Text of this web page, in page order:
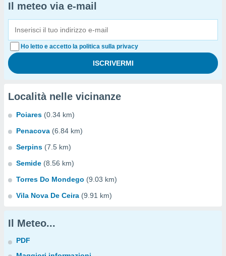
Il meteo via e-mail
Ho letto e accetto la politica sulla privacy
Località nelle vicinanze
Poiares (0.34 km)
Penacova (6.84 km)
Serpins (7.5 km)
Semide (8.56 km)
Torres Do Mondego (9.03 km)
Vila Nova De Ceira (9.91 km)
Il Meteo...
PDF